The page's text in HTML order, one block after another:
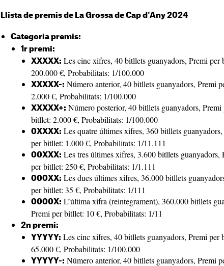
Llista de premis de La Grossa de Cap d'Any 2024
Categoria premis:
1r premi:
XXXXX: Les cinc xifres, 40 bitllets guanyadors, Premi per
200.000 €, Probabilitats: 1/100.000
XXXXX-: Número anterior, 40 bitllets guanyadors, Premi
2.000 €, Probabilitats: 1/100.000
XXXXX+: Número posterior, 40 bitllets guanyadors, Premi
bitllet: 2.000 €, Probabilitats: 1/100.000
0XXXX: Les quatre últimes xifres, 360 bitllets
per bitllet: 1.000 €, Probabilitats: 1/11.111
00XXX: Les tres últimes xifres, 3.600 bitllets guanyadors,
per bitllet: 250 €, Probabilitats: 1/1.111
000XX: Les dues últimes xifres, 36.000 bitllets
per bitllet: 35 €, Probabilitats: 1/111
0000X: L’última xifra (reintegrament), 360.000 bitllets
Premi per bitllet: 10 €, Probabilitats: 1/11
2n premi:
YYYYY: Les cinc xifres, 40 bitllets guanyadors, Premi per
65.000 €, Probabilitats: 1/100.000
YYYYY-: Número anterior, 40 bitllets guanyadors, Premi